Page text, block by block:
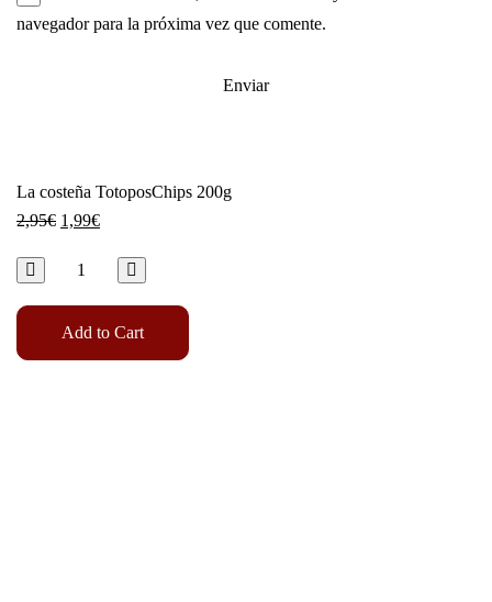
navegador para la próxima vez que comente.
La costeña TotoposChips 200g
2,95€ 1,99€
Add to Cart